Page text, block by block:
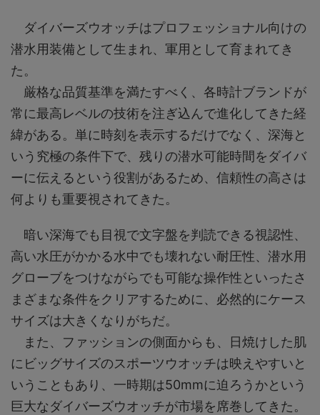
ダイバーズウオッチはプロフェッショナル向けの
潜水用装備として生まれ、軍用として育まれてき
た。
厳格な品質基準を満たすべく、各時計ブランドが
常に最高レベルの技術を注ぎ込んで進化してきた経
緯がある。単に時刻を表示するだけでなく、深海と
いう究極の条件下で、残りの潜水可能時間をダイバ
ーに伝えるという役割があるため、信頼性の高さは
何よりも重要視されてきた。
暗い深海でも目視で文字盤を判読できる視認性、
高い水圧がかかる水中でも壊れない耐圧性、潜水用
グローブをつけながらでも可能な操作性といったさ
まざまな条件をクリアするために、必然的にケース
サイズは大きくなりがちだ。
また、ファッションの側面からも、日焼けした肌
にビッグサイズのスポーツウオッチは映えやすいと
いうこともあり、一時期は50mmに迫ろうかという
巨大なダイバーズウオッチが市場を席巻してきた。